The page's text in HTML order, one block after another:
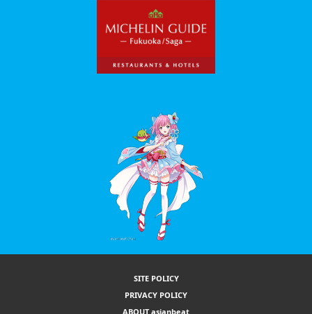
SITE POLICY
PRIVACY POLICY
ABOUT asianbeat